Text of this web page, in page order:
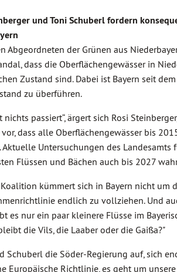
und Toni Schuberl fordern
Abgeordneten der Grünen aus
dass die Oberflächengewässer in
Zustand sind. Dabei ist Bayern seit
zu überführen.
passiert“, ärgert sich Rosi
dass alle Oberflächengewässer bis
Untersuchungen des
Flüssen und Bächen auch bis 2027
kümmert sich in Bayern nicht um
endlich zu vollziehen. Und
es nur ein paar kleinere Flüsse im
die Vils, die Laaber oder die Gaißa?"
die Söder-Regierung auf, sich
Europäische Richtlinie, es geht um